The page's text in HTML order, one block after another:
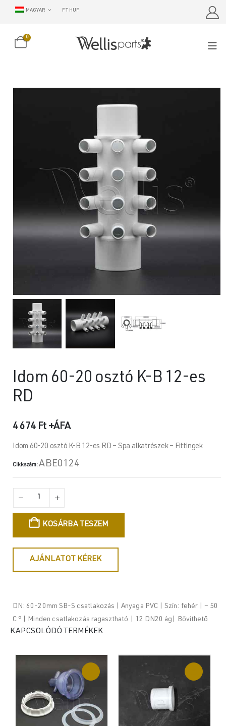
MAGYAR FT HUF
0
Idom 60-20 osztó K-B 12-es
RD
4 674 Ft+ÁFA
Idom 60-20 osztó K-B 12-es RD – Spa alkatrészek – Fittingek
Cikkszám:ABE0124
KOSÁRBA TESZEM
AJÁNLATOT KÉREK
DN: 60-20mm SB-S csatlakozás | Anyaga PVC | Szín: fehér | ~ 50
C ° | Minden csatlakozás ragasztható | 12 DN20 ág| Bővíthető
KAPCSOLÓDÓ TERMÉKEK